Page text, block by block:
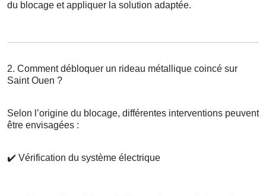
du blocage et appliquer la solution adaptée.
2. Comment débloquer un rideau métallique coincé sur
Saint Ouen ?
Selon l’origine du blocage, différentes interventions peuvent
être envisagées :
✔️ Vérification du système électrique